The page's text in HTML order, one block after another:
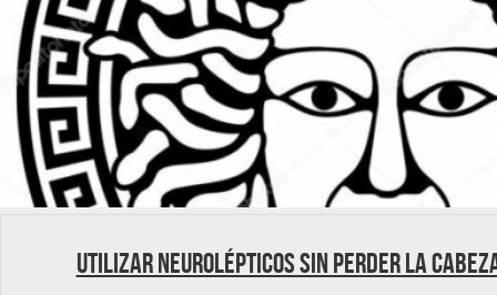
Utilizar neurolépticos sin perder la